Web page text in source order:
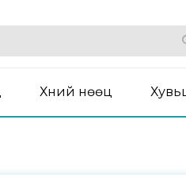
Хүний нөөц